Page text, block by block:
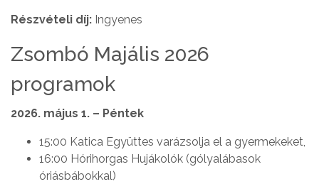
Részvételi díj: Ingyenes
Zsombó Majális 2026
programok
2026. május 1. – Péntek
15:00 Katica Együttes varázsolja el a gyermekeket,
16:00 Hórihorgas Hujákolók (gólyalábasok
óriásbábokkal)